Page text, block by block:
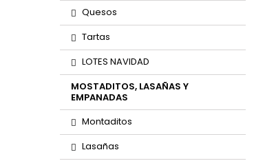
Quesos
Tartas
LOTES NAVIDAD
MOSTADITOS, LASAÑAS Y
EMPANADAS
Montaditos
Lasañas